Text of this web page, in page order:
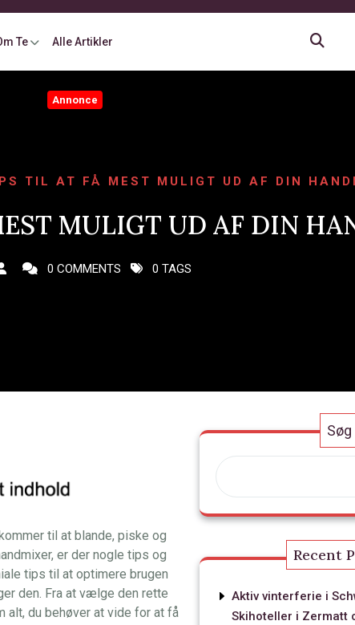
Te Alle Artikler
Annonce
TIL AT FÅ MEST MULIGT UD AF DIN
MULIGT UD AF DIN
0 COMMENTS 0 TAGS
til at blande, piske og
er der nogle tips og
tips til at optimere brugen
den. Fra at vælge den rette
alt, du behøver at vide for at få
Søg
Recent
Aktiv vinterferie i
Skihoteller i Zermatt